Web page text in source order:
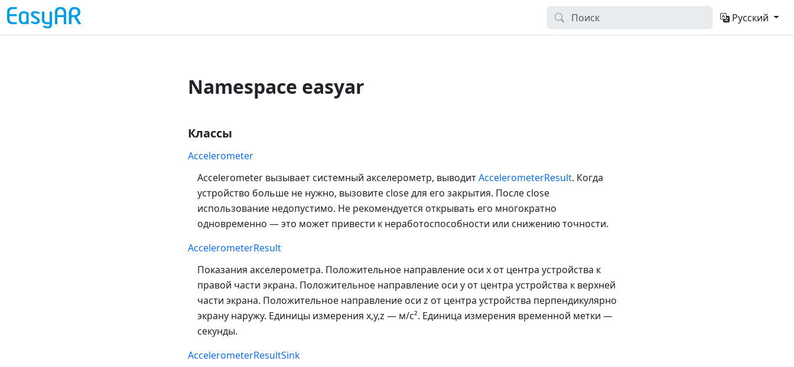
Русский
Namespace easyar
Классы
Accelerometer
Accelerometer вызывает системный акселерометр, выводитAccelerometerResult. Когда
устройство больше не нужно, вызовите close для его закрытия. После close
использование недопустимо. Не рекомендуется открывать его многократно
одновременно — это может привести к неработоспособности или снижению точности.
AccelerometerResult
Показания акселерометра. Положительное направление оси x от центра устройства к
правой части экрана. Положительное направление оси y от центра устройства к верхней
части экрана. Положительное направление оси z от центра устройства перпендикулярно
экрану наружу. Единицы измерения x,y,z — м/с². Единица измерения временной метки —
секунды.
AccelerometerResultSink